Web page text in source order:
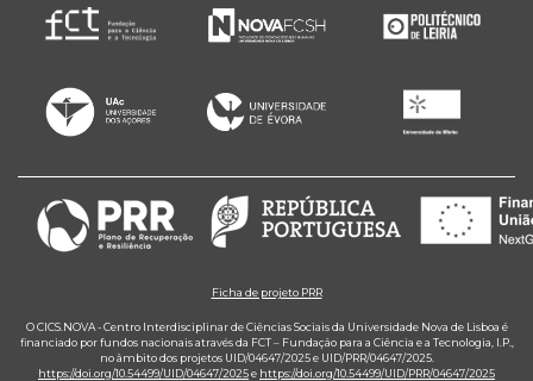
Ficha de projeto PRR
O CICS.NOVA - Centro Interdisciplinar de Ciências Sociais da Universidade Nova de Lisboa é
financiado por fundos nacionais através da FCT – Fundação para a Ciência e a Tecnologia, I.P.,
no âmbito dos projetos UID/04647/2025 e UID/PRR/04647/2025.
https://doi.org/10.54499/UID/04647/2025e https://doi.org/10.54499/UID/PRR/04647/2025